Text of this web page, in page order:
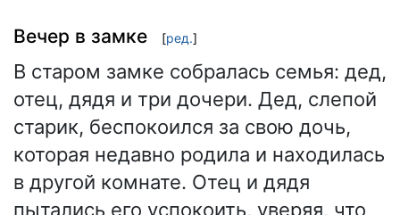
Вечер в замке [ред.]
В старом замке собралась семья: дед,
отец, дядя и три дочери. Дед, слепой
старик, беспокоился за свою дочь,
которая недавно родила и находилась
в другой комнате. Отец и дядя
пытались его успокоить, уверяя, что